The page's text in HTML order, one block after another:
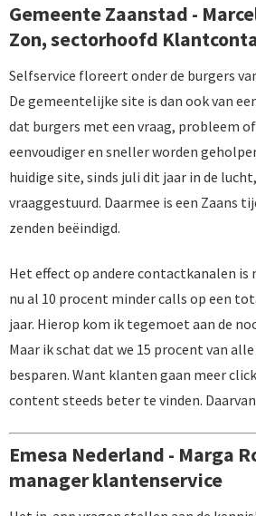
Gemeente Zaanstad -
Zon, sectorhoofd
Selfservice floreert onder de burgers
De gemeentelijke site is dan ook van
dat burgers met een vraag, probleem
eenvoudiger en sneller worden
huidige site, sinds juli dit jaar in de
vraaggestuurd. Daarmee is een Zaans
zenden beëindigd.
Het effect op andere contactkanalen is
nu al 10 procent minder calls op een
jaar. Hierop kom ik tegemoet aan de
Maar ik schat dat we 15 procent van
besparen. Want klanten gaan meer
content steeds beter te vinden.
Emesa Nederland - Marga
manager klantenservice